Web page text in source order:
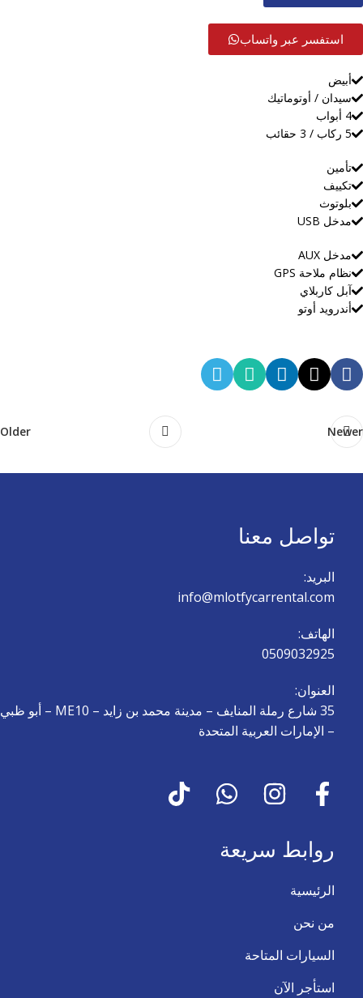
استفسر عبر واتساب
أبيض
سيدان / أوتوماتيك
4 أبواب
5 ركاب / 3 حقائب
تأمين
تكييف
بلوتوث
مدخل USB
مدخل AUX
نظام ملاحة GPS
آبل كاربلاي
أندرويد أوتو
Newer
Older
تواصل معنا
البريد:
info@mlotfycarrental.com
الهاتف:
0509032925
العنوان:
35 شارع رملة المنايف – مدينة محمد بن زايد – ME10 – أبو ظبي
– الإمارات العربية المتحدة
روابط سريعة
الرئيسية
من نحن
السيارات المتاحة
استأجر الآن